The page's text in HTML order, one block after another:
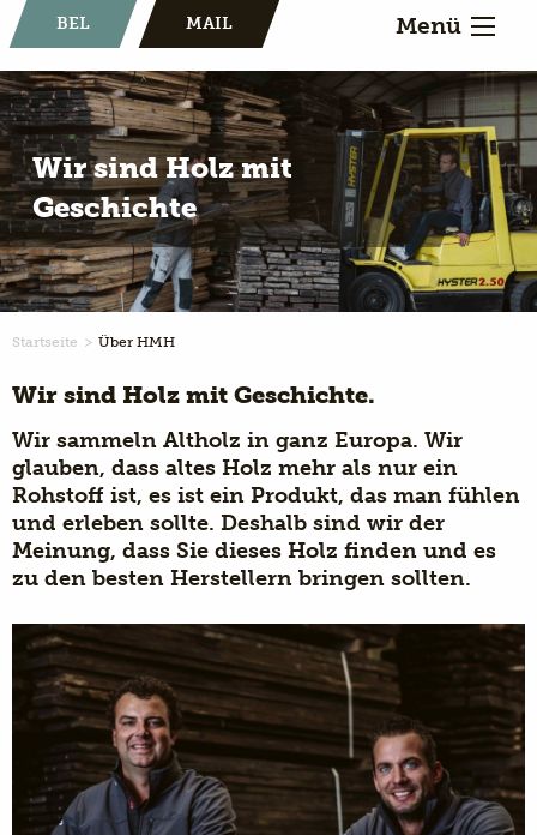
BEL MAIL Menü
Wir sind Holz mit
Geschichte
Startseite Über HMH
Wir sind Holz mit Geschichte.
Wir sammeln Altholz in ganz Europa. Wir
glauben, dass altes Holz mehr als nur ein
Rohstoff ist, es ist ein Produkt, das man fühlen
und erleben sollte. Deshalb sind wir der
Meinung, dass Sie dieses Holz finden und es
zu den besten Herstellern bringen sollten.